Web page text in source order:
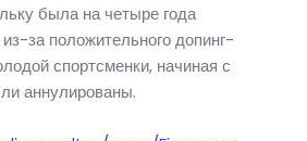
была на четыре года
за положительного допинг-
спортсменки, начиная с
аннулированы.